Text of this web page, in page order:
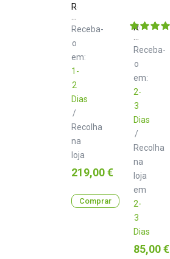
Rode
VideoMic
NTG
Receba-
o
em:
1-
2
Dias
/
Recolha
na
loja
Preço
219,00 €
Comprar
Rode
NT-
USB
Mini
Receba-
o
em:
2-
3
Dias
/
Recolha
na
loja
em
2-
3
Dias
Preço
85,00 €